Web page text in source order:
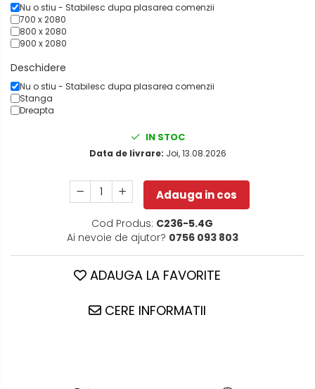
Nu o stiu - Stabilesc dupa plasarea comenzii
700 x 2080
800 x 2080
900 x 2080
Deschidere
Nu o stiu - Stabilesc dupa plasarea comenzii
Stanga
Dreapta
IN STOC
Data de livrare: Joi, 13.08.2026
Adauga in cos
Cod Produs: C236-5.4G
Ai nevoie de ajutor? 0756 093 803
ADAUGA LA FAVORITE
CERE INFORMATII